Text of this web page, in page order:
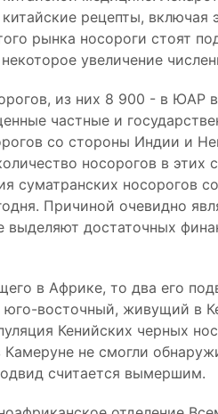
рецепты, включая
рынка носороги стоят
увеличение
из них 8 900 - в ЮАР
частные и
со стороны Индии и
носорогов в этих
суматранских носорогов
Причиной очевидно
выделяют достаточных
в Африке, то два его
восточный, живущий в
Кенийских черных
не смогли
считается вымершим.